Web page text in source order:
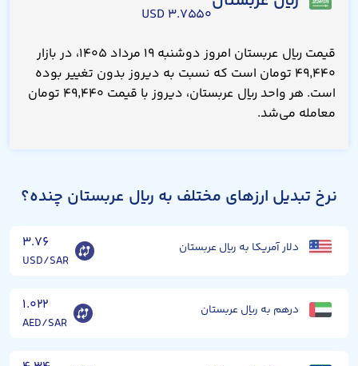
۳.۷۵۵۰ USD
قیمت ریال عربستان امروز دوشنبه ۱۹ مرداد ۱۴۰۵، در بازار
۴۹,۴۴۰ تومان است که نسبت به دیروز بدون تغییر بوده
است. هر واحد ریال عربستان، دیروز با قیمت ۴۹,۴۴۰ تومان
معامله می‌شد.
نرخ تبدیل ارزهای مختلف به ریال عربستان چنده؟
دلار آمریکا به ریال عربستان ۳.۷۶
USD/SAR
درهم به ریال عربستان ۱.۰۲۲
AED/SAR